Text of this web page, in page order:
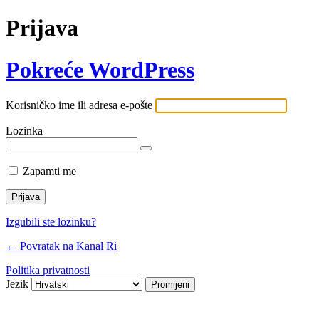
Prijava
Pokreće WordPress
Korisničko ime ili adresa e-pošte
Lozinka
Zapamti me
Izgubili ste lozinku?
← Povratak na Kanal Ri
Politika privatnosti
Jezik